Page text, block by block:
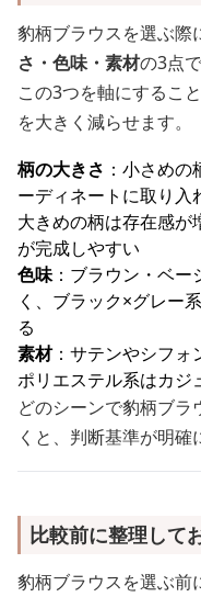
豹柄ブラウスを選ぶ際
さ・色味・素材の3点で
この3つを軸にするこ
を大きく減らせます。
柄の大きさ ：小さめ
ーディネートに取り入
大きめの柄は存在感
が完成しやすい
色味：ブラウン・ベー
く、ブラック×グレー
る
素材：サテンやシフォ
ポリエステル系はカジ
どのシーンで豹柄ブ
くと、判断基準が明確
比較前に整理して
豹柄ブラウスを選ぶ前